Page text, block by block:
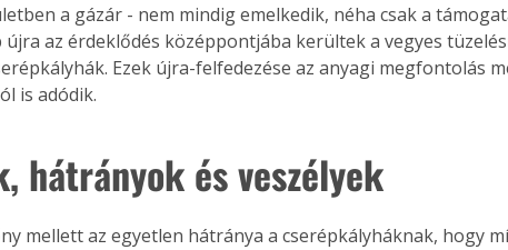
a gázár - nem mindig emelkedik, néha csak a
az érdeklődés középpontjába kerültek a vegyes
Ezek újra-felfedezése az anyagi megfontolás
is adódik.
hátrányok és veszélyek
mellett az egyetlen hátránya a cserépkályháknak, hogy